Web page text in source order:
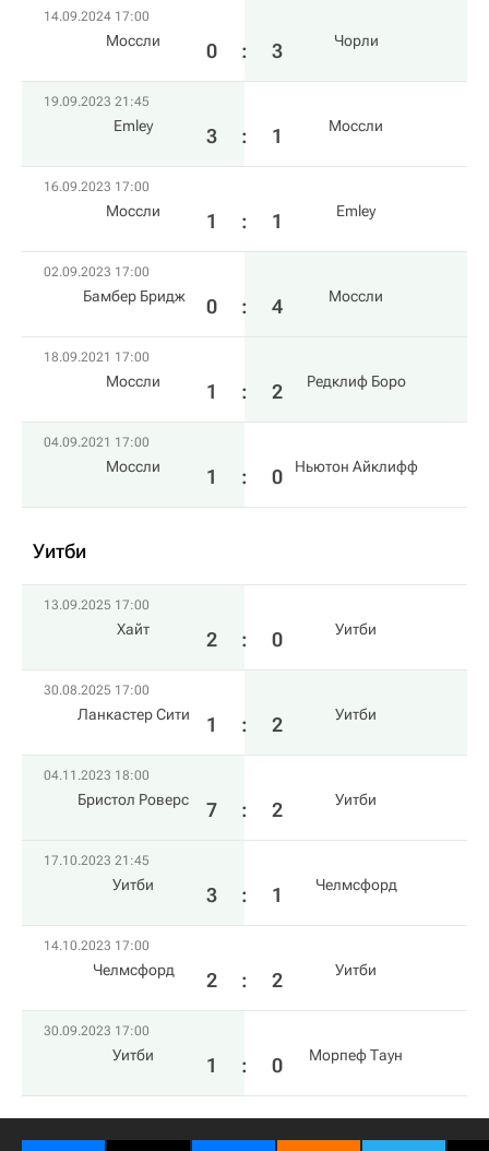
14.09.2024 17:00
Моссли 0 : 3 Чорли
19.09.2023 21:45
Emley 3 : 1 Моссли
16.09.2023 17:00
Моссли 1 : 1 Emley
02.09.2023 17:00
Бамбер Бридж 0 : 4 Моссли
18.09.2021 17:00
Моссли 1 : 2 Редклиф Боро
04.09.2021 17:00
Моссли 1 : 0 Ньютон Айклифф
Уитби
13.09.2025 17:00
Хайт 2 : 0 Уитби
30.08.2025 17:00
Ланкастер Сити 1 : 2 Уитби
04.11.2023 18:00
Бристол Роверс 7 : 2 Уитби
17.10.2023 21:45
Уитби 3 : 1 Челмсфорд
14.10.2023 17:00
Челмсфорд 2 : 2 Уитби
30.09.2023 17:00
Уитби 1 : 0 Морпеф Таун